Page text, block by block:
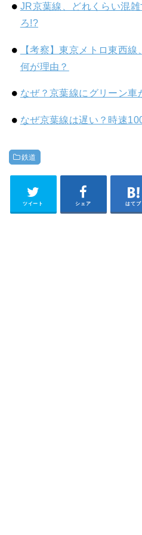
JR京葉線、どれくらい混
ろ!?
【考察】東京メトロ東西
何が理由？
なぜ？京葉線にグリーン車
なぜ京葉線は遅い？時速
鉄道
ツイート シェア はてブ